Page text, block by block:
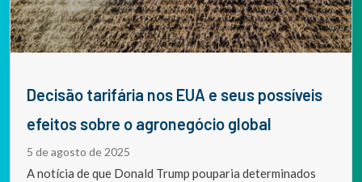
Decisão tarifária nos EUA e seus possíveis
efeitos sobre o agronegócio global
5 de agosto de 2025
A notícia de que Donald Trump pouparia determinados